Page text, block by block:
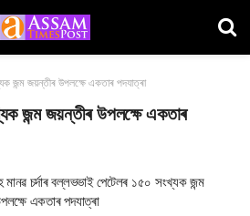
জন্ম জয়ন্তীৰ উপলক্ষে একতাৰ পদযাত্ৰা
জন্ম জয়ন্তীৰ উপলক্ষে একতাৰ
চৰ্দাৰ বল্লভভাই পেটেলৰ ১৫০ সংখ্যক জন্ম
একতাৰ পদযাত্ৰা